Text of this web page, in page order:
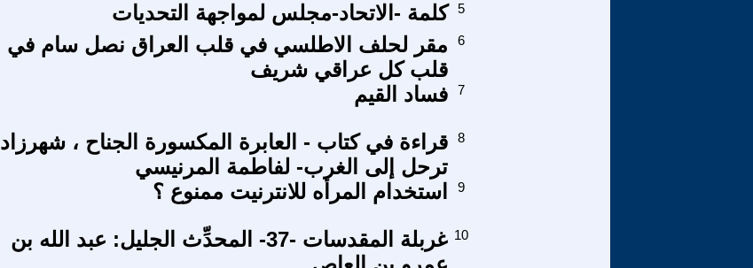
كلمة -الاتحاد-مجلس لمواجهة التحديات 5
مقر لحلف الاطلسي في قلب العراق نصل سام في
قلب كل عراقي شريف
6
فساد القيم 7
قراءة في كتاب - العابرة المكسورة الجناح ، شهرزاد
ترحل إلى الغرب- لفاطمة المرنيسي
8
استخدام المرأه للانترنيت ممنوع ؟ 9
غربلة المقدسات -37- المحدِّث الجليل: عبد الله بن
10